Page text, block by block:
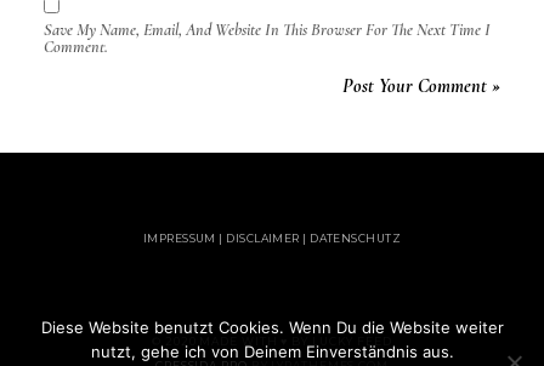
Save My Name, Email, And Website In This Browser For The Next Time I
Comment.
IMPRESSUM | DISCLAIMER | DATENSCHUTZ
Diese Website benutzt Cookies. Wenn Du die Website weiter
nutzt, gehe ich von Deinem Einverständnis aus.